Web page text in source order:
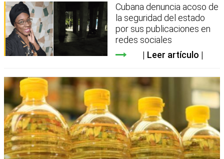
Cubana denuncia acoso de
la seguridad del estado
por sus publicaciones en
redes sociales
Leer artículo